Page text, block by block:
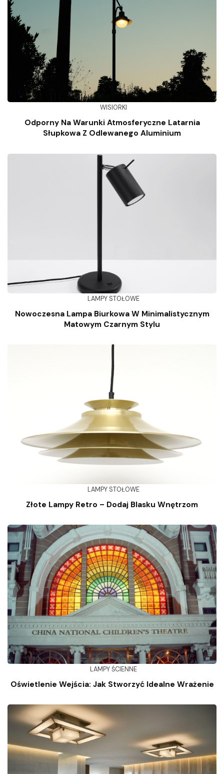
WISIORKI
Odporny Na Warunki Atmosferyczne Latarnia
Słupkowa Z Odlewanego Aluminium
LAMPY STOŁOWE
Nowoczesna Lampa Biurkowa W Minimalistycznym
Matowym Czarnym Stylu
LAMPY STOŁOWE
Złote Lampy Retro – Dodaj Blasku Wnętrzom
LAMPY ŚCIENNE
Oświetlenie Wejścia: Jak Stworzyć Idealne Wrażenie